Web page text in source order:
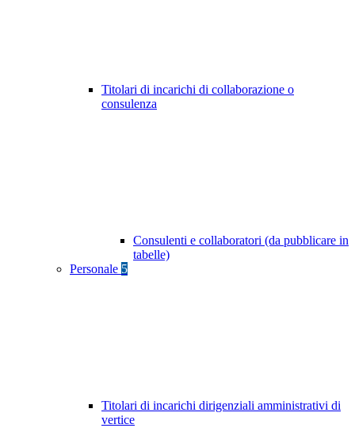
Titolari di incarichi di collaborazione o
consulenza
Consulenti e collaboratori (da pubblicare in
tabelle)
Personale 5
Titolari di incarichi dirigenziali amministrativi di
vertice